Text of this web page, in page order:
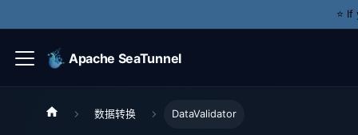
⭐️
Apache SeaTunnel
数据转换 DataValidator